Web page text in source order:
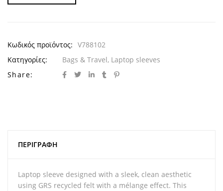
Κωδικός προϊόντος: V788102
Κατηγορίες:
Bags & Travel, Laptop sleeves
Share:
ΠΕΡΙΓΡΑΦΉ
Laptop sleeve designed with a sleek, clean aesthetic
using GRS recycled felt with a mélange effect. This